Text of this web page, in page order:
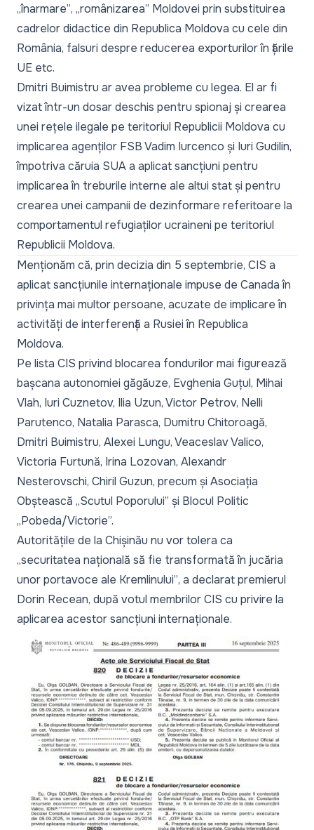
„înarmare”, „românizarea” Moldovei prin substituirea
cadrelor didactice din Republica Moldova cu cele din
România, falsuri despre reducerea exporturilor în țările
UE etc.
Dmitri Buimistru ar avea probleme cu legea. El ar fi
vizat într-un dosar deschis pentru spionaj și crearea
unei rețele ilegale pe teritoriul Republicii Moldova cu
implicarea agenților FSB Vadim Iurcenco și Iuri Gudilin,
împotriva căruia SUA a aplicat sancțiuni pentru
implicarea în treburile interne ale altui stat și pentru
crearea unei campanii de dezinformare referitoare la
comportamentul refugiaților ucraineni pe teritoriul
Republicii Moldova.
Menționăm că, prin decizia din 5 septembrie, CIS a
aplicatsancțiunile internaționale impuse de Canadaîn
privința mai multor persoane, acuzate de implicare în
activități de interferență a Rusiei în Republica
Moldova.
Pe lista CIS privind blocarea fondurilor mai figurează
bașcana autonomiei găgăuze, Evghenia Guțul, Mihai
Vlah, Iuri Cuznetov, Ilia Uzun, Victor Petrov, Nelli
Parutenco, Natalia Parasca, Dumitru Chitoroagă,
Dmitri Buimistru, Alexei Lungu, Veaceslav Valico,
Victoria Furtună, Irina Lozovan, Alexandr
Nesterovschi, Chiril Guzun, precum și Asociația
Obștească „Scutul Poporului” și Blocul Politic
„Pobeda/Victorie”.
Autoritățile de la Chișinău nu vor tolera ca
„securitatea națională să fie transformată în jucăria
unor portavoce ale Kremlinului”, a declaratpremierul
Dorin Recean, după votul membrilor CIS cu privire la
aplicarea acestor sancțiuni internaționale.